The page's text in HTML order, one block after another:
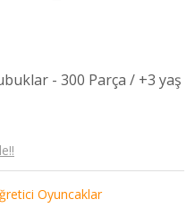
- 300 Parça / +3 yaş
Oyuncaklar